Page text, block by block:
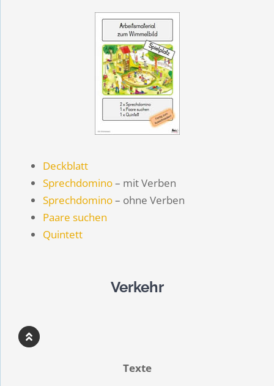
Deckblatt
Sprechdomino– mit Verben
Sprechdomino– ohne Verben
Paare suchen
Quintett
Verkehr
Texte